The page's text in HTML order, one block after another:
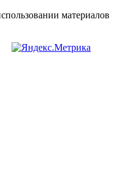
материалов